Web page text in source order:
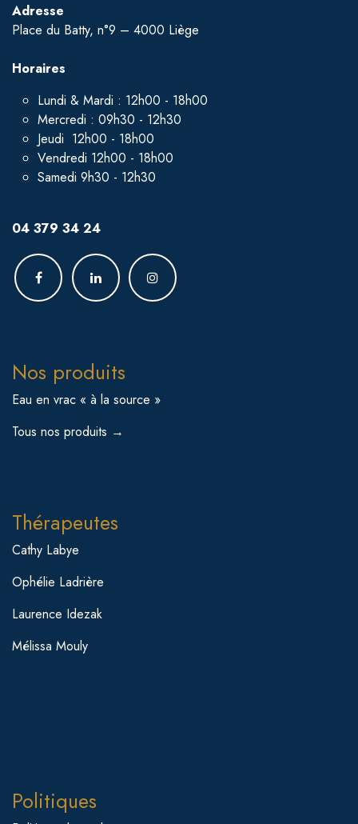
Adresse
Place du Batty, n°9 – 4000 Liège
Horaires
Lundi & Mardi : 12h00 - 18h00
Mercredi : 09h30 - 12h30
Jeudi 12h00 - 18h00
Vendredi 12h00 - 18h00
Samedi 9h30 - 12h30
04 379 34 24
Nos produits
Eau en vrac « à la source »
Tous nos produits →
Thérapeutes
Cathy Labye
Ophélie Ladrière
Laurence Idezak
Mélissa Mouly
Politiques